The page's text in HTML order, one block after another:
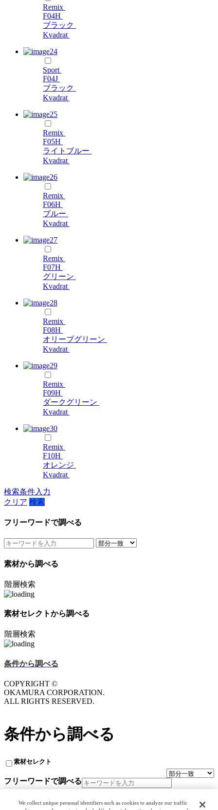
Remix
F04H
ブラック
Kvadrat
Sport
F04J
ブラック
Kvadrat
Remix
F05H
ライトブルー
Kvadrat
Remix
F06H
ブルー
Kvadrat
Remix
F07H
グリーン
Kvadrat
Remix
F08H
オリーブグリーン
Kvadrat
Remix
F09H
ダークグリーン
Kvadrat
Remix
F10H
オレンジ
Kvadrat
検索条件入力
クリア 検索
フリーワードで調べる
素材から調べる
階層検索
素材セレクトから調べる
階層検索
条件から調べる
COPYRIGHT ©
OKAMURA CORPORATION.
ALL RIGHTS RESERVED.
条件から調べる
素材セレクト
フリーワードで調べる
素材タイプ
We collect unique personal identifiers such as cookies to analyze our traffic